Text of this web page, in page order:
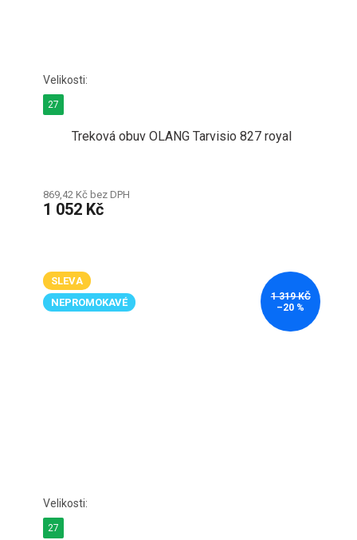
Treková obuv OLANG Tarvisio 827 royal
869,42 Kč bez DPH
1 052 Kč
27
SLEVA
NEPROMOKAVÉ
1 319 KČ
–20 %
27